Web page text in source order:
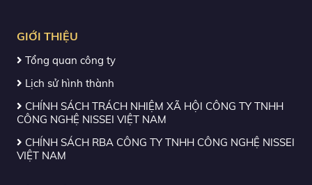
GIỚI THIỆU
Tổng quan công ty
Lịch sử hình thành
CHÍNH SÁCH TRÁCH NHIỆM XÃ HỘI CÔNG TY TNHH
CÔNG NGHỆ NISSEI VIỆT NAM
CHÍNH SÁCH RBA CÔNG TY TNHH CÔNG NGHỆ NISSEI
VIỆT NAM